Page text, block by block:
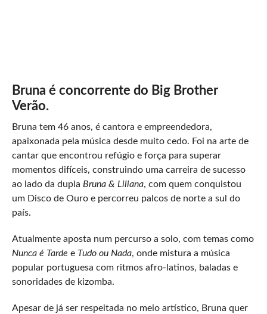
Bruna é concorrente do Big Brother
Verão.
Bruna tem 46 anos, é cantora e empreendedora,
apaixonada pela música desde muito cedo. Foi na arte de
cantar que encontrou refúgio e força para superar
momentos difíceis, construindo uma carreira de sucesso
ao lado da dupla Bruna & Liliana, com quem conquistou
um Disco de Ouro e percorreu palcos de norte a sul do
país.
Atualmente aposta num percurso a solo, com temas como
Nunca é Tarde e Tudo ou Nada, onde mistura a música
popular portuguesa com ritmos afro-latinos, baladas e
sonoridades de kizomba.
Apesar de já ser respeitada no meio artístico, Bruna quer